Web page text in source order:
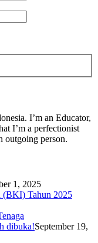
I’m an Educator,
I’m a perfectionist
outgoing person.
1, 2025
(BKI) Tahun 2025
dibuka!September 19,